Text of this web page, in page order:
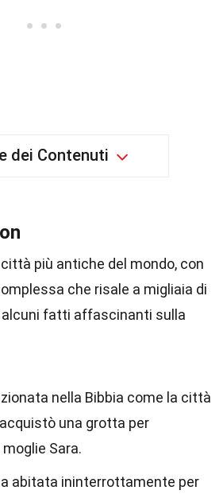
dei Contenuti
più antiche del mondo, con
che risale a migliaia di
alcuni fatti affascinanti sulla
nella Bibbia come la città
una grotta per
Sara.
abitata ininterrottamente per